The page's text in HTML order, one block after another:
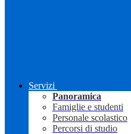
Servizi
Panoramica
Famiglie e studenti
Personale scolastico
Percorsi di studio